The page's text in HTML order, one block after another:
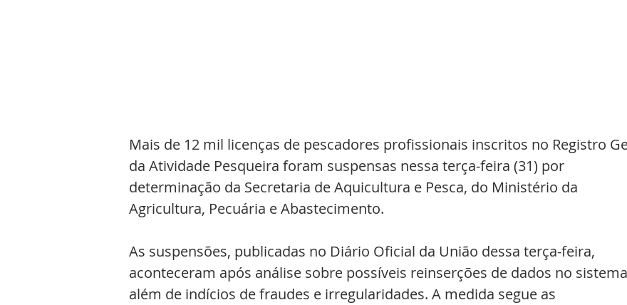
Mais de 12 mil licenças de pescadores profissionais inscritos no Registro
da Atividade Pesqueira foram suspensas nessa terça-feira (31) por
determinação da Secretaria de Aquicultura e Pesca, do Ministério da
Agricultura, Pecuária e Abastecimento.
As suspensões, publicadas no Diário Oficial da União dessa terça-feira,
aconteceram após análise sobre possíveis reinserções de dados no
além de indícios de fraudes e irregularidades. A medida segue as